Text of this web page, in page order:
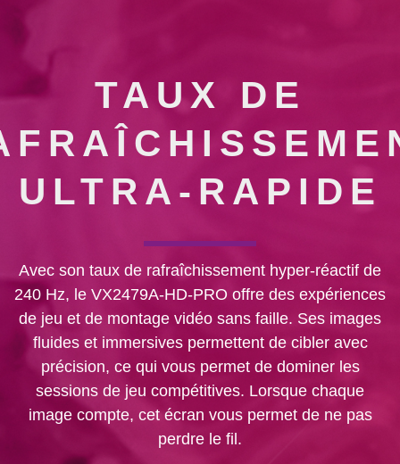
TAUX DE
ULTRA-RAPIDE
Avec son taux de rafraîchissement hyper-réactif de
240 Hz, le VX2479A-HD-PRO offre des expériences
de jeu et de montage vidéo sans faille. Ses images
fluides et immersives permettent de cibler avec
précision, ce qui vous permet de dominer les
sessions de jeu compétitives. Lorsque chaque
image compte, cet écran vous permet de ne pas
perdre le fil.